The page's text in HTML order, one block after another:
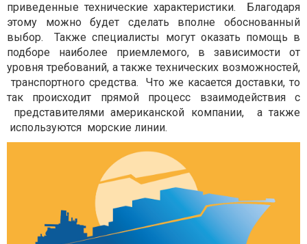
приведенные технические характеристики. Благодаря
этому можно будет сделать вполне обоснованный
выбор. Также специалисты могут оказать помощь в
подборе наиболее приемлемого, в зависимости от
уровня требований, а также технических возможностей,
транспортного средства. Что же касается доставки, то
так происходит прямой процесс взаимодействия с
представителями американской компании, а также
используются морские линии.